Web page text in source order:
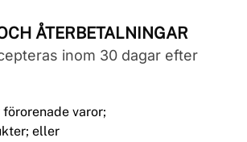
ÅTERBETALNINGAR
inom 30 dagar efter
varor;
eller